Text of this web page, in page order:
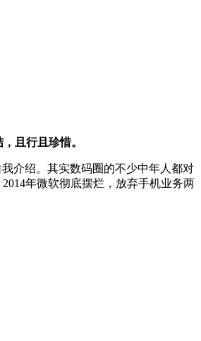
且行且珍惜。
介绍。其实数码圈的不少中年人都对
年微软彻底摆烂，放弃手机业务两